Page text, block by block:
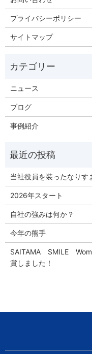
プライバシーポリシー
サイトマップ
ニュース
ブログ
事例紹介
当社役員を装ったなりす
2026年スタート
自社の強みは何か？
今年の熊手
SAITAMA SMILE
賞しました！